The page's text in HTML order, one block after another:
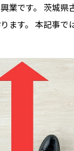
業です。 茨城県
ます。 本記事で